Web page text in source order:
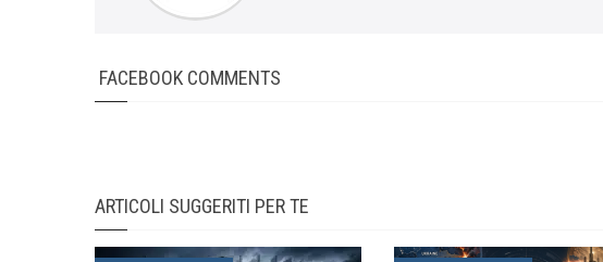
FACEBOOK COMMENTS
ARTICOLI SUGGERITI PER TE